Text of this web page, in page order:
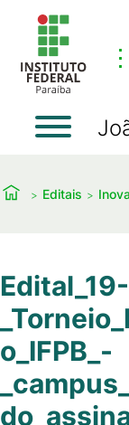
⋮
Editais
o_IFPB_-